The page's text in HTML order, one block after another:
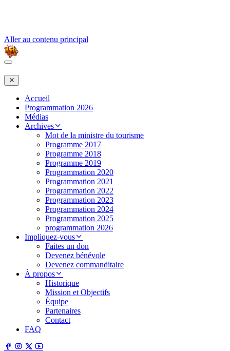
Aller au contenu principal
Accueil
Programmation 2026
Médias
Archives
Mot de la ministre du tourisme
Programme 2017
Programme 2018
Programme 2019
Programmation 2020
Programmation 2021
Programmation 2022
Programmation 2023
Programmation 2024
Programmation 2025
programmation 2026
Impliquez-vous
Faites un don
Devenez bénévole
Devenez commanditaire
À propos
Historique
Mission et Objectifs
Équipe
Partenaires
Contact
FAQ